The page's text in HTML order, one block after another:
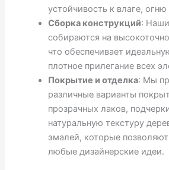
устойчивость к влаге,
Сборка конструкций:
собираются на
что обеспечивает
плотное прилегание всех
Покрытие и отделка: Мы
различные варианты
прозрачных лаков,
натуральную текстуру
эмалей, которые
любые дизайнерские идеи.